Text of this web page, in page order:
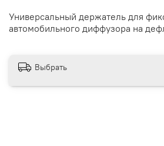
Универсальный держатель для
автомобильного диффузора на
Выбрать